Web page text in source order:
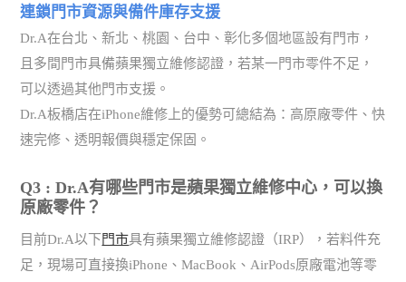
連鎖門市資源與備件庫存支援
Dr.A在台北、新北、桃園、台中、彰化多個地區設有門市，
且多間門市具備蘋果獨立維修認證，若某一門市零件不足，
可以透過其他門市支援。
Dr.A板橋店在iPhone維修上的優勢可總結為：高原廠零件、快
速完修、透明報價與穩定保固。
Q3 : Dr.A有哪些門市是蘋果獨立維修中心，可以換
原廠零件？
目前Dr.A以下 門市具有蘋果獨立維修認證（IRP），若料件充
足，現場可直接換iPhone、MacBook、AirPods原廠電池等零